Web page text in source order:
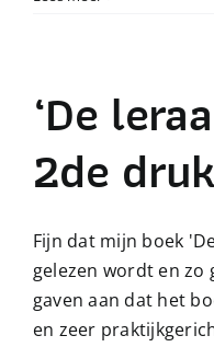
‘De
2de
Fijn dat mijn boek
gelezen wordt en zo
gaven aan dat het
en zeer